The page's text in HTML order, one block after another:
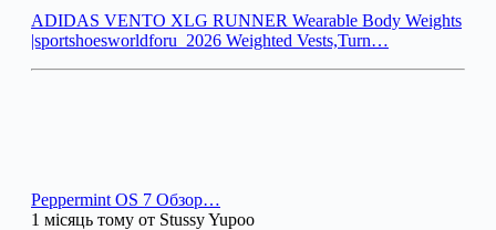
ADIDAS VENTO XLG RUNNER Wearable Body Weights
|sportshoesworldforu_2026 Weighted Vests,Turn…
Peppermint OS 7 Обзор…
1 місяць тому от Stussy Yupoo